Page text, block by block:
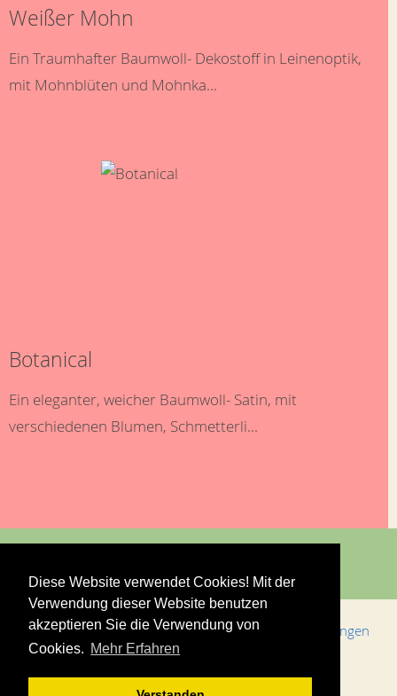
Diese Website verwendet Cookies! Mit der
Verwendung dieser Website benutzen
akzeptieren Sie die Verwendung von
Cookies. Mehr Erfahren
Weißer Mohn
Ein Traumhafter Baumwoll- Dekostoff in Leinenoptik,
mit Mohnblüten und Mohnka...
Botanical
Ein eleganter, weicher Baumwoll- Satin, mit
verschiedenen Blumen, Schmetterli...
Bestellungen & Versand
Allgemeine Geschäftsbedingungen
Impressum
Datenschutz